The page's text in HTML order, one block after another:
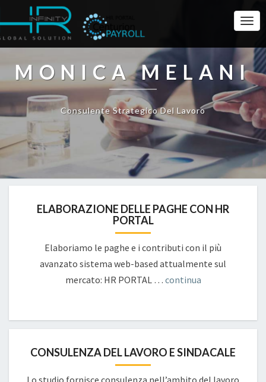
MONICA MELANI
Consulente Strategico Del Lavoro
ELABORAZIONE DELLE PAGHE CON HR
PORTAL
Elaboriamo le paghe e i contributi con il più
avanzato sistema web-based attualmente sul
mercato: HR PORTAL … continua
CONSULENZA DEL LAVORO E SINDACALE
Lo studio fornisce consulenza nell’ambito del lavoro